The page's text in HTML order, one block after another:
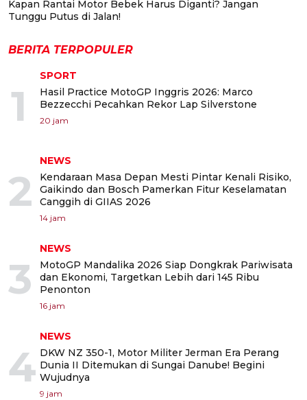
Kapan Rantai Motor Bebek Harus Diganti? Jangan
Tunggu Putus di Jalan!
BERITA TERPOPULER
1
SPORT
Hasil Practice MotoGP Inggris 2026: Marco
Bezzecchi Pecahkan Rekor Lap Silverstone
20 jam
2
NEWS
Kendaraan Masa Depan Mesti Pintar Kenali Risiko,
Gaikindo dan Bosch Pamerkan Fitur Keselamatan
Canggih di GIIAS 2026
14 jam
3
NEWS
MotoGP Mandalika 2026 Siap Dongkrak Pariwisata
dan Ekonomi, Targetkan Lebih dari 145 Ribu
Penonton
16 jam
4
NEWS
DKW NZ 350-1, Motor Militer Jerman Era Perang
Dunia II Ditemukan di Sungai Danube! Begini
Wujudnya
9 jam